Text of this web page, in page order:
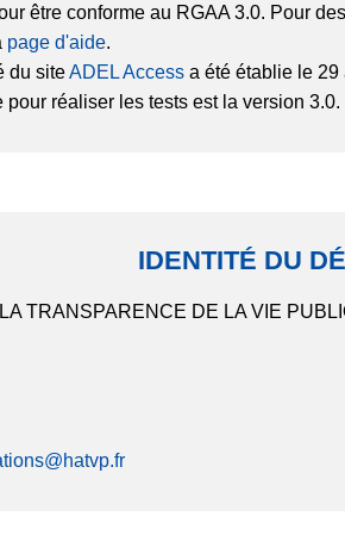
être conforme au RGAA 3.0. Pour
page d'aide.
du siteADEL Access a été établie le 29
réaliser les tests est la version 3.0.
IDENTITÉ DU
TRANSPARENCE DE LA VIE